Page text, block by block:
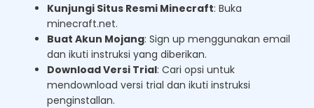
Kunjungi Situs Resmi Minecraft: Buka
minecraft.net.
Buat Akun Mojang: Sign up menggunakan email
dan ikuti instruksi yang diberikan.
Download Versi Trial: Cari opsi untuk
mendownload versi trial dan ikuti instruksi
penginstallan.